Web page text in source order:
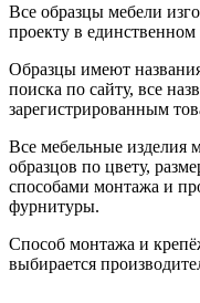
Все образцы мебели
проекту в единственном
Образцы имеют
поиска по сайту, все
зарегистрированным
Все мебельные изделия
образцов по цвету,
способами монтажа и
фурнитуры.
Способ монтажа и
выбирается